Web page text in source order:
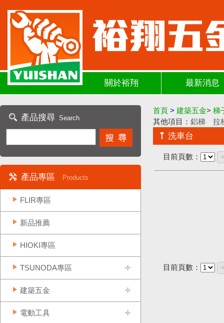
關於裕翔 最新消息
產品搜尋 Search
產品專區 Products
FLIR專區
新品推薦
HIOKI專區
TSUNODA專區
建築五金
電動工具
首頁 > 建築五金> 梯
其他項目： 鋁梯 拉
洗車台
目前頁數：
目前頁數：